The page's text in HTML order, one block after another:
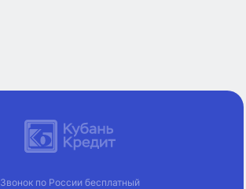
Звонок по России бесплатный